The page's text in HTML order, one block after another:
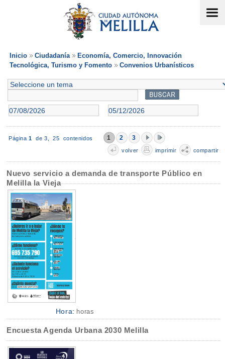
Inicio Ciudadanía
Economía, Comercio, Innovación
Tecnológica, Turismo y Fomento
Convenios Urbanísticos
Página 1 de 3,25 contenidos 1 2 3
volver imprimir compartir
Nuevo servicio a demanda de transporte Público en
Melilla la Vieja
Hora: horas
Encuesta Agenda Urbana 2030 Melilla